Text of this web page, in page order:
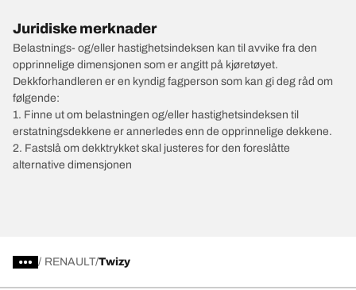
Juridiske merknader
Belastnings- og/eller hastighetsindeksen kan til avvike fra den
opprinnelige dimensjonen som er angitt på kjøretøyet.
Dekkforhandleren er en kyndig fagperson som kan gi deg råd om
følgende:
1. Finne ut om belastningen og/eller hastighetsindeksen til
erstatningsdekkene er annerledes enn de opprinnelige dekkene.
2. Fastslå om dekktrykket skal justeres for den foreslåtte
alternative dimensjonen
/ RENAULT Twizy